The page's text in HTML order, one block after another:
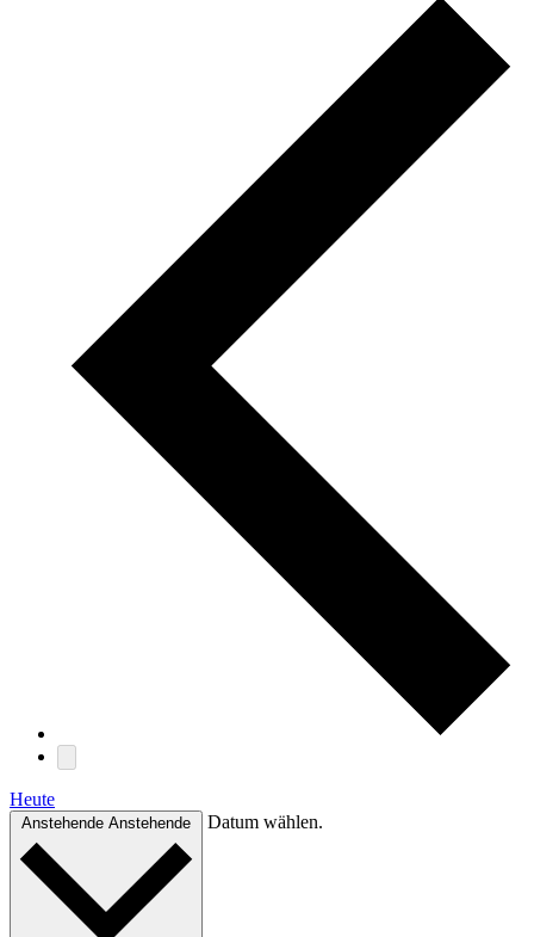
Heute
Anstehende Anstehende Datum wählen.